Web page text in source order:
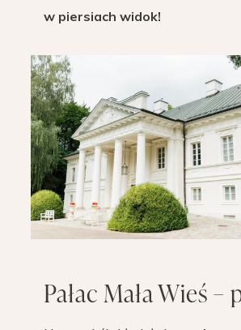
w piersiach widok!
Pałac Mała Wieś –